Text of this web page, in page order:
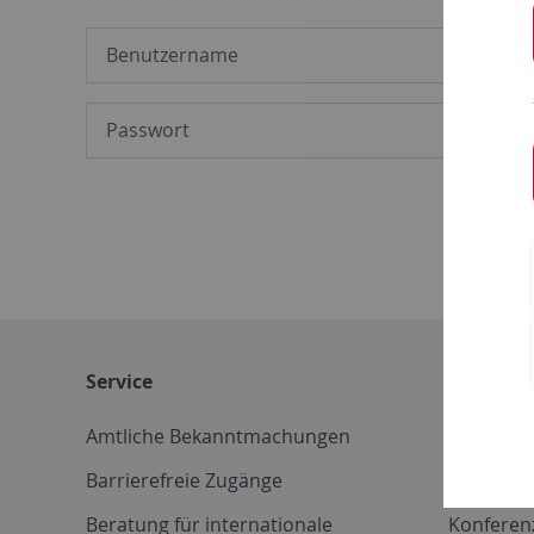
Service
Amtliche Bekanntmachungen
Barrierefreie Zugänge
Beratung für internationale